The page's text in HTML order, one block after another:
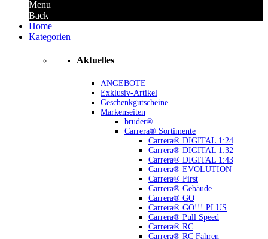
Menu
Back
Home
Kategorien
Aktuelles
ANGEBOTE
Exklusiv-Artikel
Geschenkgutscheine
Markenseiten
bruder®
Carrera® Sortimente
Carrera® DIGITAL 1:24
Carrera® DIGITAL 1:32
Carrera® DIGITAL 1:43
Carrera® EVOLUTION
Carrera® First
Carrera® Gebäude
Carrera® GO
Carrera® GO!!! PLUS
Carrera® Pull Speed
Carrera® RC
Carrera® RC Fahren